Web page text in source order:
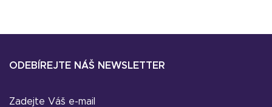
ODEBÍREJTE NÁŠ NEWSLETTER
Zadejte Váš e-mail